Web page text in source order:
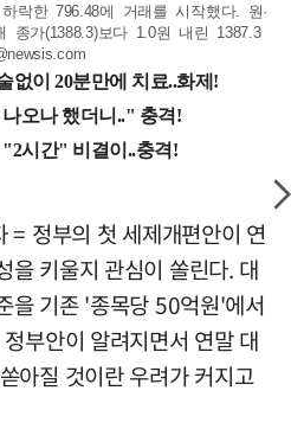
락한 796.48에 거래를 시작했다. 원·
종가(1388.3)보다 1.0원 내린 1387.3
= 정부의 첫 세제개편안이 연
을 키울지 관심이 쏠린다. 대
을 기존 '종목당 50억원'에서
부안이 알려지면서 연말 대
아질 것이란 우려가 커지고